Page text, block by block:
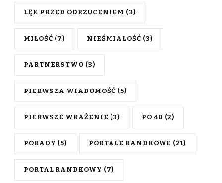
LĘK PRZED ODRZUCENIEM (3)
MIŁOŚĆ (7) NIEŚMIAŁOŚĆ (3)
PARTNERSTWO (3)
PIERWSZA WIADOMOŚĆ (5)
PIERWSZE WRAŻENIE (3) PO 40 (2)
PORADY (5) PORTALE RANDKOWE (21)
PORTAL RANDKOWY (7)